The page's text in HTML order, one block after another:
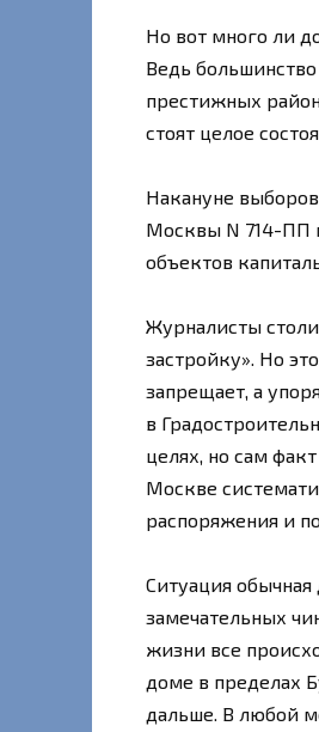
Но вот много ли
Ведь
престижных
стоят целое
Накануне
Москвы N 714-ПП
объектов
Журналисты
застройку». Но
запрещает, а
в
целях, но сам
Москве
распоряжения и
Ситуация
замечательных
жизни все
доме в пределах
дальше. В любой